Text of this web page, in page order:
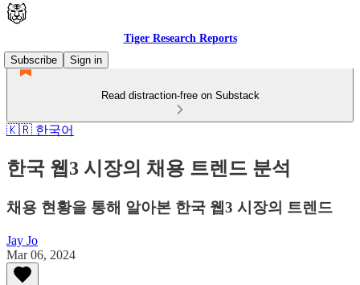
Tiger Research Reports
Subscribe
Sign in
Read distraction-free on Substack
🇰🇷 한국어
한국 웹3 시장의 채용 트렌드 분석
채용 현황을 통해 알아본 한국 웹3 시장의 트렌드
Jay Jo
Mar 06, 2024